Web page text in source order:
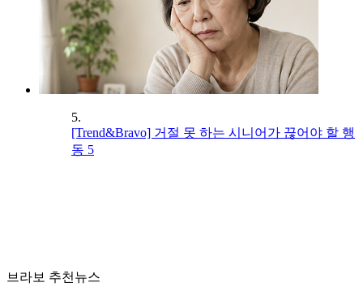
5.
[Trend&Bravo] 거절 못 하는 시니어가 끊어야 할 행
동 5
브라보 추천뉴스